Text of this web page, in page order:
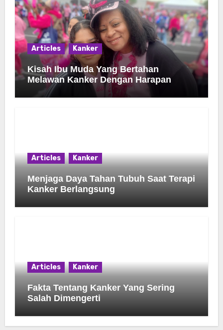
Articles Kanker
Kisah Ibu Muda Yang Bertahan
Melawan Kanker Dengan Harapan
Articles Kanker
Menjaga Daya Tahan Tubuh Saat Terapi
Kanker Berlangsung
Articles Kanker
Fakta Tentang Kanker Yang Sering
Salah Dimengerti